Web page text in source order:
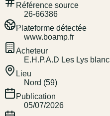
Référence source
26-66386
Plateforme détectée
www.boamp.fr
Acheteur
E.H.P.A.D Les Lys
Lieu
Nord (59)
Publication
05/07/2026